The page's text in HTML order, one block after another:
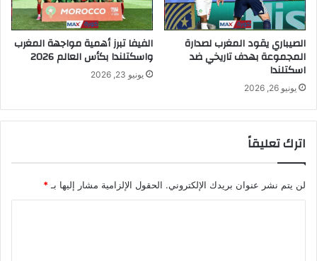
الصيباري يقود المغرب لصدارة
المجموعة بهدف تاريخي ضد
اسكتلندا
يونيو 26, 2026
الفيفا تبرز أهمية مواجهة المغرب
واسكتلندا بكأس العالم 2026
يونيو 23, 2026
اترك تعليقاً
لن يتم نشر عنوان بريدك الإلكتروني. الحقول الإلزامية مشار إليها بـ *